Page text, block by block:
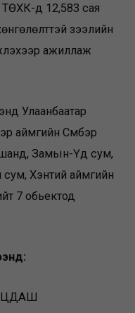
ТӨХК-д 12,583 сая
зээлийн
ажиллаж
Улаанбаатар
аймгийн Сүмбэр
Замын-Үүд сум,
Хэнтий аймгийн
7 обьектод
ЦДАШ